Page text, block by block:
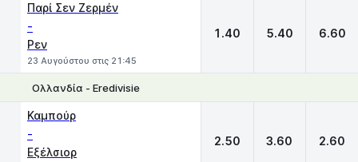
Παρί Σεν Ζερμέν
-
Ρεν
23 Αυγούστου στις 21:45
1.40 5.40 6.60
Ολλανδία - Eredivisie
Καμπούρ
-
Εξέλσιορ
2.50 3.60 2.60